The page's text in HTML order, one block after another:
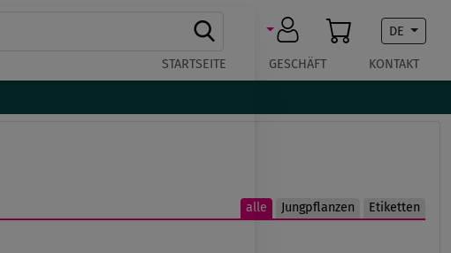
DE
STARTSEITE GESCHÄFT KONTAKT
alle Jungpflanzen Etiketten